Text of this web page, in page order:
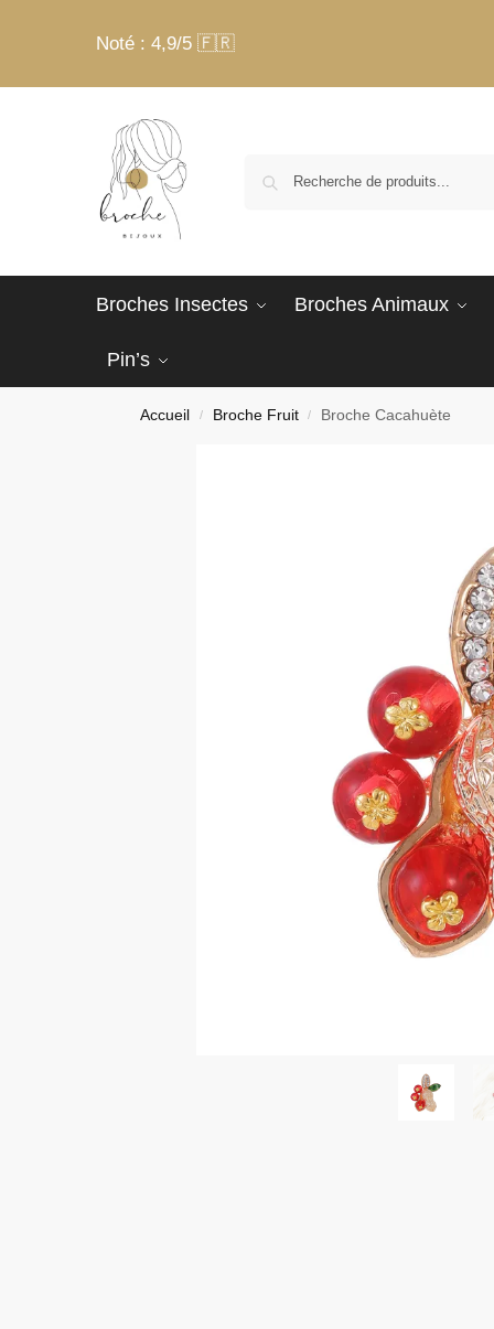
Noté : 4,9/5 🇫🇷
Broches Insectes Broches Animaux
Pin’s
Accueil / Broche Fruit / Broche Cacahuète